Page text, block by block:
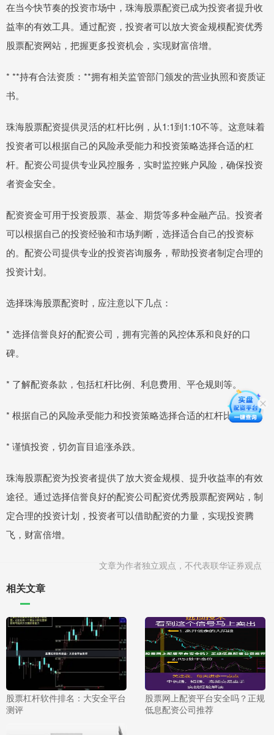
在当今快节奏的投资市场中，珠海股票配资已成为投资者提升收
益率的有效工具。通过配资，投资者可以放大资金规模配资优秀
股票配资网站，把握更多投资机会，实现财富倍增。
* **持有合法资质：**拥有相关监管部门颁发的营业执照和资质证
书。
珠海股票配资提供灵活的杠杆比例，从1:1到1:10不等。这意味着
投资者可以根据自己的风险承受能力和投资策略选择合适的杠
杆。配资公司提供专业风控服务，实时监控账户风险，确保投资
者资金安全。
配资资金可用于投资股票、基金、期货等多种金融产品。投资者
可以根据自己的投资经验和市场判断，选择适合自己的投资标
的。配资公司提供专业的投资咨询服务，帮助投资者制定合理的
投资计划。
选择珠海股票配资时，应注意以下几点：
* 选择信誉良好的配资公司，拥有完善的风控体系和良好的口
碑。
* 了解配资条款，包括杠杆比例、利息费用、平仓规则等。
* 根据自己的风险承受能力和投资策略选择合适的杠杆比例。
* 谨慎投资，切勿盲目追涨杀跌。
珠海股票配资为投资者提供了放大资金规模、提升收益率的有效
途径。通过选择信誉良好的配资公司配资优秀股票配资网站，制
定合理的投资计划，投资者可以借助配资的力量，实现投资腾
飞，财富倍增。
文章为作者独立观点，不代表联华证券观点
相关文章
股票杠杆软件排名：大安全平台
测评
股票网上配资平台安全吗？正规
低息配资公司推荐